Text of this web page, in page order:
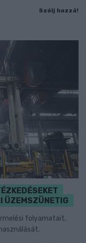
Szólj hozzá!
ÜZEMSZÜNETIG
folyamatait,